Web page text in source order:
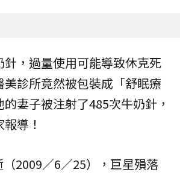
針 ，過量使用可能導致休克死
美診所竟然被包裝成「舒眠療
妻子被注射了485次牛奶針，
導！
2009／6／25），巨星殞落